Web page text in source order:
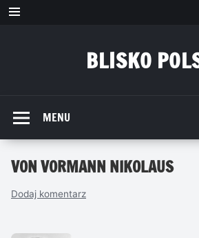
Przejdź
BLISKO
MENU
VON VORMANN NIKOLAUS
Dodaj komentarz